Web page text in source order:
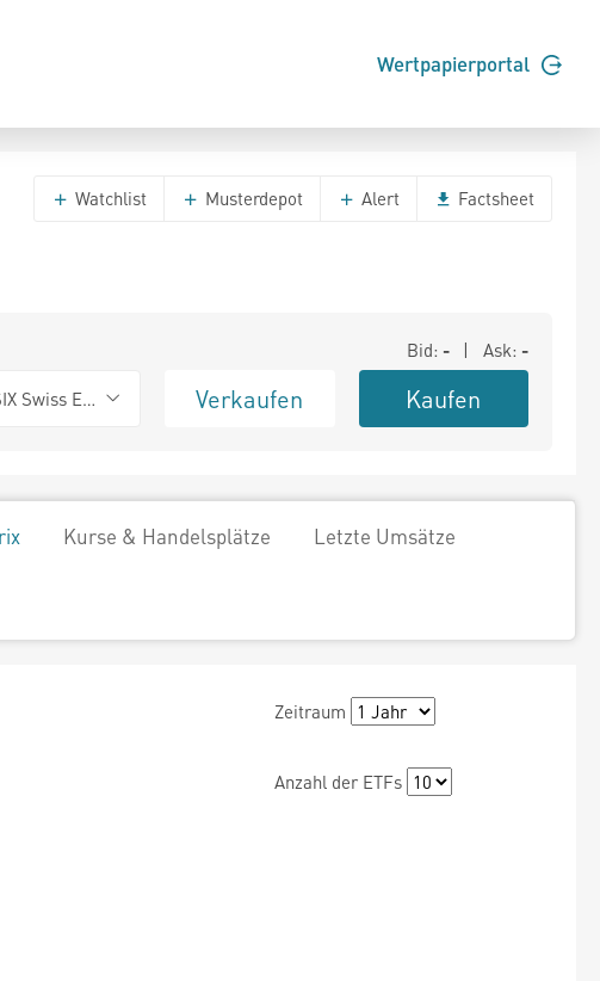
Wertpapierportal
Watchlist Musterdepot Alert Factsheet
Bid: - | Ask: -
Swiss Exchange Verkaufen Kaufen
Kurse & Handelsplätze Letzte Umsätze
Zeitraum
Anzahl der ETFs